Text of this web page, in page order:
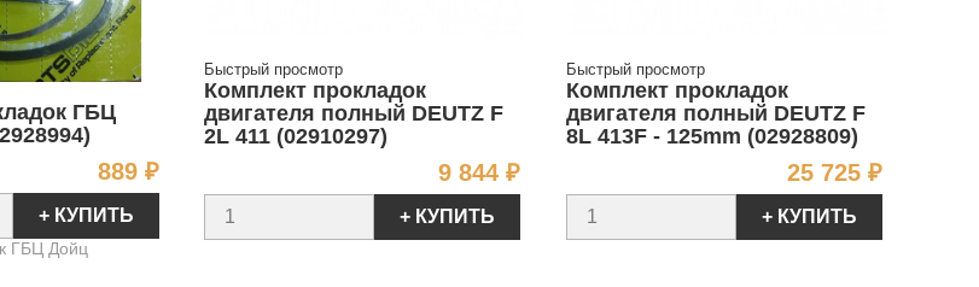
ГБЦ
889 ₽Цена
+ КУПИТЬ
ГБЦ Дойц
Быстрый просмотр
Комплект прокладок
двигателя полный DEUTZ F
2L 411 (02910297)
9 844 ₽Цена
+ КУПИТЬ
Быстрый просмотр
Комплект прокладок
двигателя полный DEUTZ F
8L 413F - 125mm (02928809)
25 725 ₽Цена
+ КУПИТЬ